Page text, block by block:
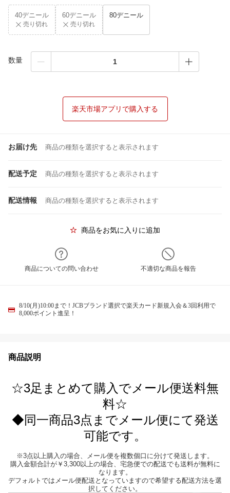
40デニール
売り切れ
60デニール
売り切れ
80デニール
数量
楽天市場アプリで購入する
お届け先 商品の種類を選択すると表示されます
配送予定 商品の種類を選択すると表示されます
配送情報 商品の種類を選択すると表示されます
商品をお気に入りに追加
商品についての問い合わせ 不適切な商品を報告
8/10(月)10:00まで！JCBブランド選択で楽天カード新規入会＆3回利用で
8,000ポイント進呈！
商品説明
☆3足まとめて購入でメール便送料無
料☆
◆同一商品3点までメール便にて発送
可能です。
※3点以上購入の場合、メール便を複数個口に分けて発送します。
購入金額合計が￥3,300以上の場合、宅急便での配送でも送料が無料に
なります。
デフォルトではメール便配送となっていますので希望する配送方法を選
択してください。